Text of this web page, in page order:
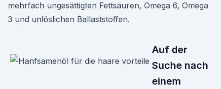
mehrfach ungesättigten Fettsäuren, Omega 6, Omega
3 und unlöslichen Ballaststoffen.
Auf der
Suche nach
einem